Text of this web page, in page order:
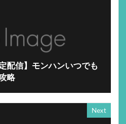
配信】モンハンいつでも
略
Next